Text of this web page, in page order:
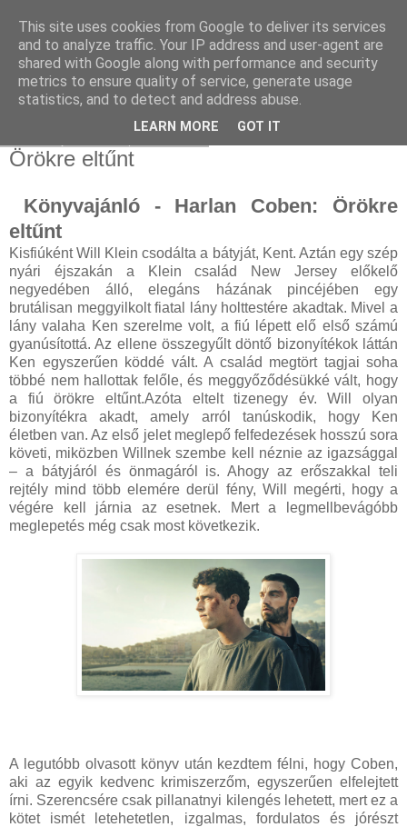
Örökre eltűnt
Könyvajánló - Harlan Coben: Örökre
eltűnt
Kisfiúként Will Klein csodálta a bátyját, Kent. Aztán egy szép
nyári éjszakán a Klein család New Jersey előkelő
negyedében álló, elegáns házának pincéjében egy
brutálisan meggyilkolt fiatal lány holttestére akadtak. Mivel a
lány valaha Ken szerelme volt, a fiú lépett elő első számú
gyanúsítottá. Az ellene összegyűlt döntő bizonyítékok láttán
Ken egyszerűen köddé vált. A család megtört tagjai soha
többé nem hallottak felőle, és meggyőződésükké vált, hogy
a fiú örökre eltűnt.Azóta eltelt tizenegy év. Will olyan
bizonyítékra akadt, amely arról tanúskodik, hogy Ken
életben van. Az első jelet meglepő felfedezések hosszú sora
követi, miközben Willnek szembe kell néznie az igazsággal
– a bátyjáról és önmagáról is. Ahogy az erőszakkal teli
rejtély mind több elemére derül fény, Will megérti, hogy a
végére kell járnia az esetnek. Mert a legmellbevágóbb
meglepetés még csak most következik.
A legutóbb olvasott könyv után kezdtem félni, hogy Coben,
aki az egyik kedvenc krimiszerzőm, egyszerűen elfelejtett
írni. Szerencsére csak pillanatnyi kilengés lehetett, mert ez a
kötet ismét letehetetlen, izgalmas, fordulatos és jórészt
This site uses cookies from Google to deliver its services
and to analyze traffic. Your IP address and user-agent are
shared with Google along with performance and security
metrics to ensure quality of service, generate usage
statistics, and to detect and address abuse.
LEARN MORE GOT IT